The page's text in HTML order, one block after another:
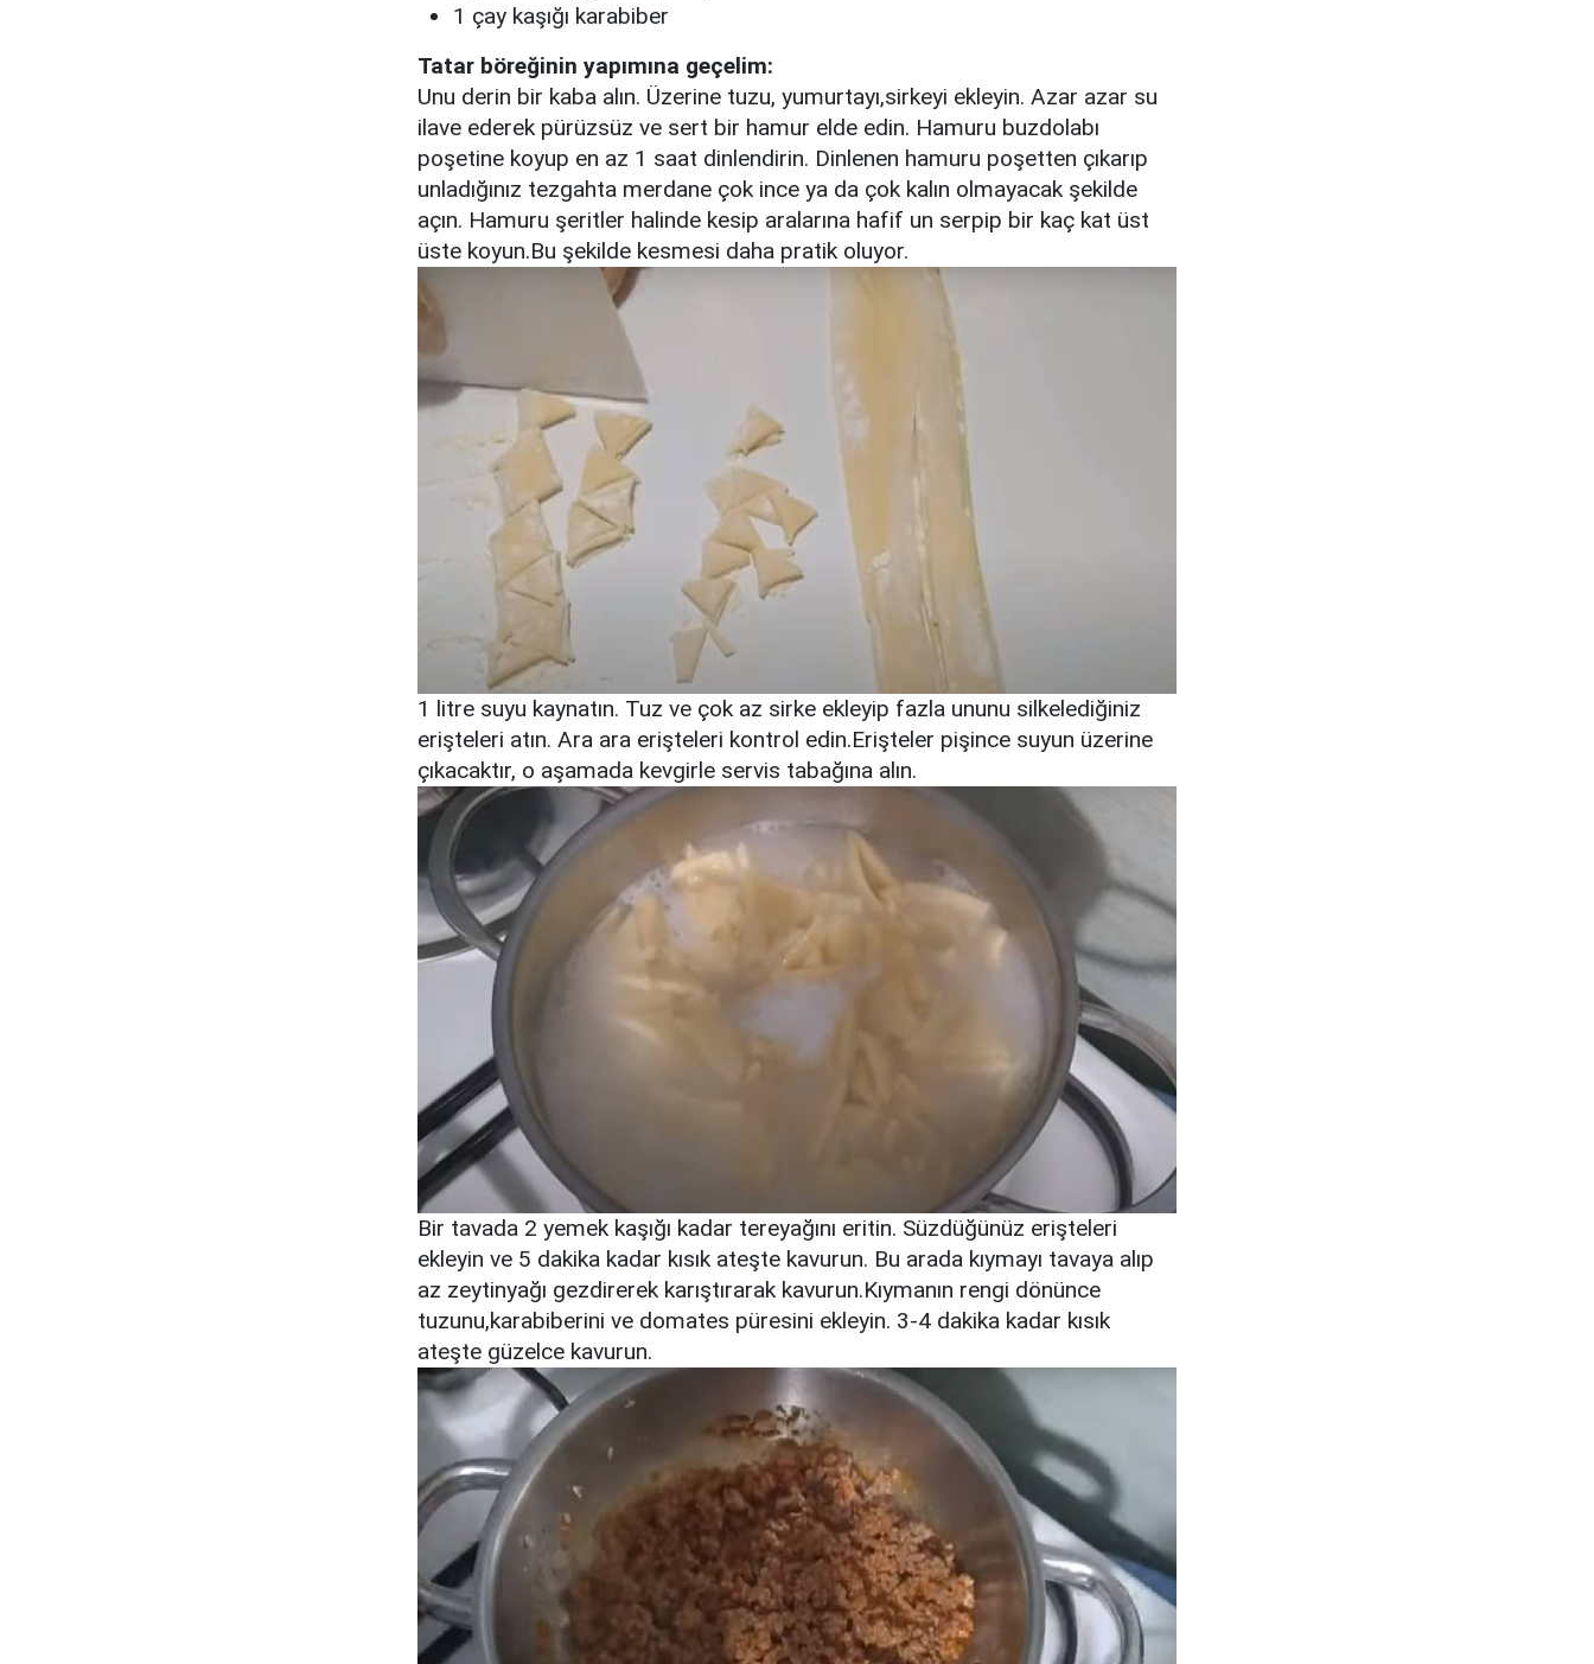
1 çay kaşığı karabiber
Tatar böreğinin yapımına geçelim:
Unu derin bir kaba alın. Üzerine tuzu, yumurtayı,sirkeyi ekleyin. Azar azar su
ilave ederek pürüzsüz ve sert bir hamur elde edin. Hamuru buzdolabı
poşetine koyup en az 1 saat dinlendirin. Dinlenen hamuru poşetten çıkarıp
unladığınız tezgahta merdane çok ince ya da çok kalın olmayacak şekilde
açın. Hamuru şeritler halinde kesip aralarına hafif un serpip bir kaç kat üst
üste koyun.Bu şekilde kesmesi daha pratik oluyor.
1 litre suyu kaynatın. Tuz ve çok az sirke ekleyip fazla ununu silkelediğiniz
erişteleri atın. Ara ara erişteleri kontrol edin.Erişteler pişince suyun üzerine
çıkacaktır, o aşamada kevgirle servis tabağına alın.
Bir tavada 2 yemek kaşığı kadar tereyağını eritin. Süzdüğünüz erişteleri
ekleyin ve 5 dakika kadar kısık ateşte kavurun. Bu arada kıymayı tavaya alıp
az zeytinyağı gezdirerek karıştırarak kavurun.Kıymanın rengi dönünce
tuzunu,karabiberini ve domates püresini ekleyin. 3-4 dakika kadar kısık
ateşte güzelce kavurun.